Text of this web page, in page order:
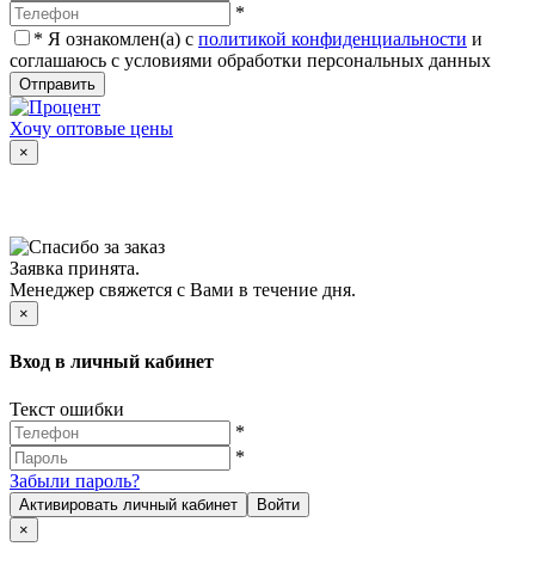
*
* Я ознакомлен(а) с политикой конфиденциальности и
соглашаюсь с условиями обработки персональных данных
Отправить
Хочу оптовые цены
×
Заявка принята.
Менеджер свяжется с Вами в течение дня.
×
Вход в личный кабинет
Текст ошибки
*
*
Забыли пароль?
Активировать личный кабинет
Войти
×